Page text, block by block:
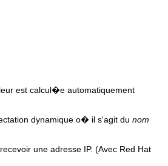
est calcul�e automatiquement
dynamique o� il s'agit du nom
une adresse IP. (Avec Red Hat